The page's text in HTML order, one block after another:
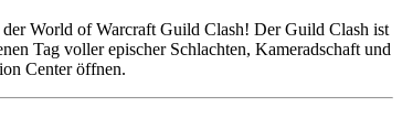
der World of Warcraft Guild Clash! Der Guild Clash ist
Tag voller epischer Schlachten, Kameradschaft und
Center öffnen.